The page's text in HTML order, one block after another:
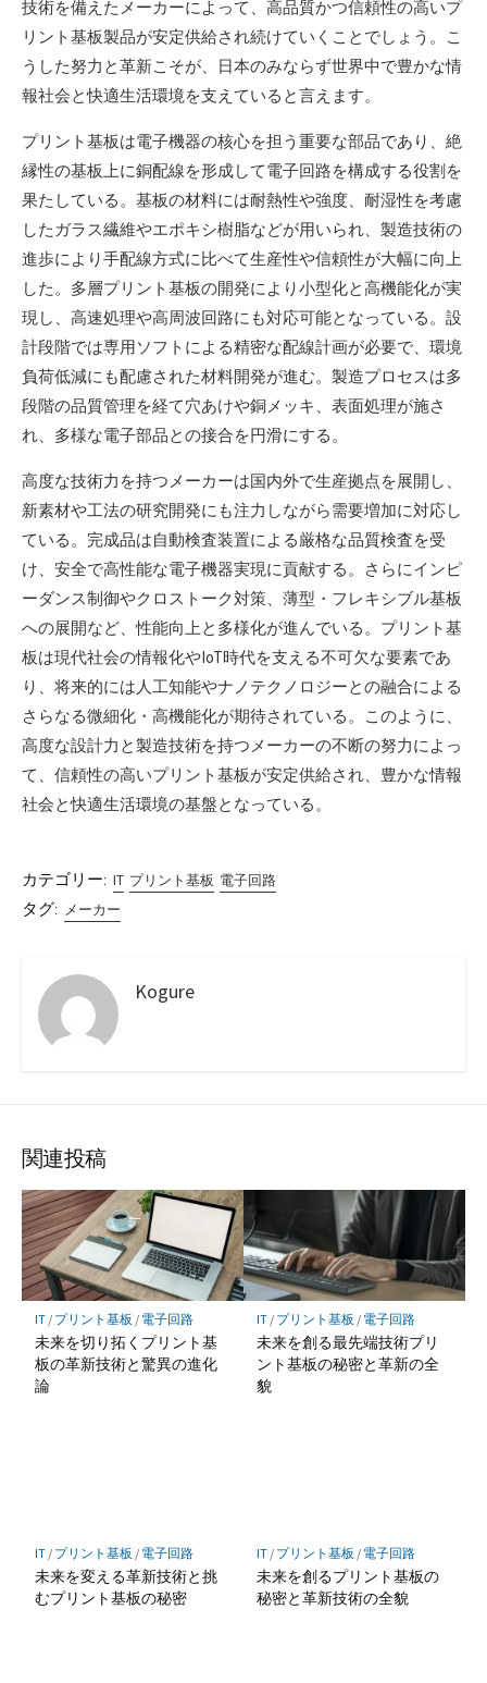
技術を備えたメーカーによって、高品質かつ信頼性の高いプ
リント基板製品が安定供給され続けていくことでしょう。こ
うした努力と革新こそが、日本のみならず世界中で豊かな情
報社会と快適生活環境を支えていると言えます。
プリント基板は電子機器の核心を担う重要な部品であり、絶
縁性の基板上に銅配線を形成して電子回路を構成する役割を
果たしている。基板の材料には耐熱性や強度、耐湿性を考慮
したガラス繊維やエポキシ樹脂などが用いられ、製造技術の
進歩により手配線方式に比べて生産性や信頼性が大幅に向上
した。多層プリント基板の開発により小型化と高機能化が実
現し、高速処理や高周波回路にも対応可能となっている。設
計段階では専用ソフトによる精密な配線計画が必要で、環境
負荷低減にも配慮された材料開発が進む。製造プロセスは多
段階の品質管理を経て穴あけや銅メッキ、表面処理が施さ
れ、多様な電子部品との接合を円滑にする。
高度な技術力を持つメーカーは国内外で生産拠点を展開し、
新素材や工法の研究開発にも注力しながら需要増加に対応し
ている。完成品は自動検査装置による厳格な品質検査を受
け、安全で高性能な電子機器実現に貢献する。さらにインピ
ーダンス制御やクロストーク対策、薄型・フレキシブル基板
への展開など、性能向上と多様化が進んでいる。プリント基
板は現代社会の情報化やIoT時代を支える不可欠な要素であ
り、将来的には人工知能やナノテクノロジーとの融合による
さらなる微細化・高機能化が期待されている。このように、
高度な設計力と製造技術を持つメーカーの不断の努力によっ
て、信頼性の高いプリント基板が安定供給され、豊かな情報
社会と快適生活環境の基盤となっている。
カテゴリー: IT プリント基板 電子回路
タグ: メーカー
Kogure
関連投稿
IT/ プリント基板 / 電子回路
未来を切り拓くプリント基
板の革新技術と驚異の進化
論
IT/ プリント基板 / 電子回路
未来を創る最先端技術プリ
ント基板の秘密と革新の全
貌
IT/ プリント基板 / 電子回路
未来を変える革新技術と挑
むプリント基板の秘密
IT/ プリント基板 / 電子回路
未来を創るプリント基板の
秘密と革新技術の全貌